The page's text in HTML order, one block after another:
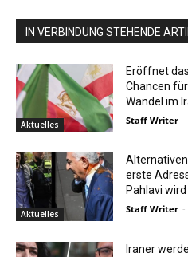
IN VERBINDUNG STEHENDE
Aktuelles
Eröffnet
Chancen
Wandel im
Staff Writer -
Aktuelles
erste
Pahlavi
Staff Writer -
Iraner